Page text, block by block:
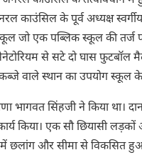
काउंसिल के पूर्व अध्यक्ष
जो एक पब्लिक स्कूल की तर्ज
से सटे दो घास फुटबॉल
वाले स्थान का उपयोग स्कूल के
भागवत सिंहजी ने किया था।
किया। एक सौ छियासी लड़कों
छलांग और सीमा से विकसित